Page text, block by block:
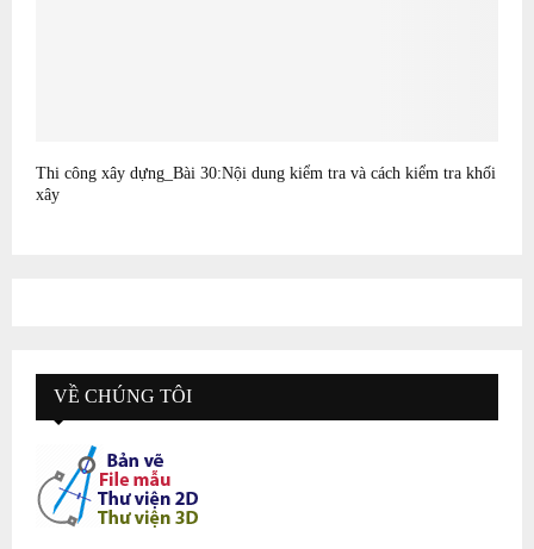
Thi công xây dựng_Bài 30:Nội dung kiểm tra và cách kiểm tra khối
xây
VỀ CHÚNG TÔI